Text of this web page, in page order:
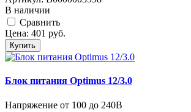
В наличии
Cравнить
Цена: 401 руб.
Купить
Блок питания Optimus 12/3.0
Напряжение от 100 до 240В